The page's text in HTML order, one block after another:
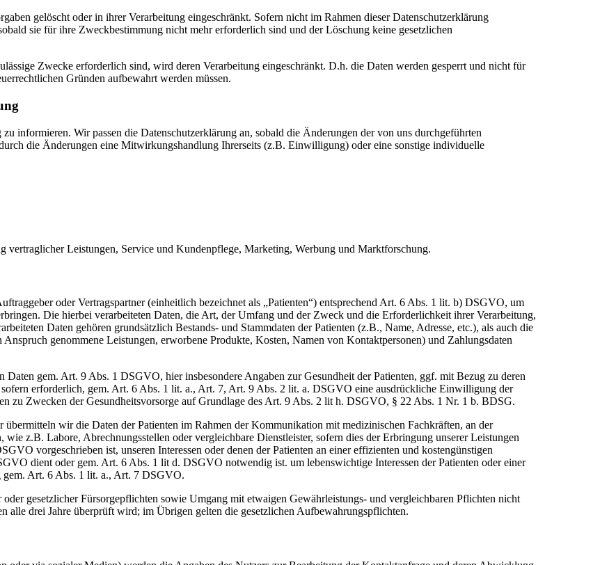
gelöscht oder in ihrer Verarbeitung eingeschränkt. Sofern nicht im Rahmen dieser Datenschutzerklärung
sie für ihre Zweckbestimmung nicht mehr erforderlich sind und der Löschung keine gesetzlichen
Zwecke erforderlich sind, wird deren Verarbeitung eingeschränkt. D.h. die Daten werden gesperrt und nicht für
Gründen aufbewahrt werden müssen.
informieren. Wir passen die Datenschutzerklärung an, sobald die Änderungen der von uns durchgeführten
die Änderungen eine Mitwirkungshandlung Ihrerseits (z.B. Einwilligung) oder eine sonstige individuelle
vertraglicher Leistungen, Service und Kundenpflege, Marketing, Werbung und Marktforschung.
oder Vertragspartner (einheitlich bezeichnet als „Patienten“) entsprechend Art. 6 Abs. 1 lit. b) DSGVO, um
Die hierbei verarbeiteten Daten, die Art, der Umfang und der Zweck und die Erforderlichkeit ihrer Verarbeitung,
Daten gehören grundsätzlich Bestands- und Stammdaten der Patienten (z.B., Name, Adresse, etc.), als auch die
genommene Leistungen, erworbene Produkte, Kosten, Namen von Kontaktpersonen) und Zahlungsdaten
gem. Art. 9 Abs. 1 DSGVO, hier insbesondere Angaben zur Gesundheit der Patienten, ggf. mit Bezug zu deren
erforderlich, gem. Art. 6 Abs. 1 lit. a., Art. 7, Art. 9 Abs. 2 lit. a. DSGVO eine ausdrückliche Einwilligung der
zu Zwecken der Gesundheitsvorsorge auf Grundlage des Art. 9 Abs. 2 lit h. DSGVO, § 22 Abs. 1 Nr. 1 b. BDSG.
wir die Daten der Patienten im Rahmen der Kommunikation mit medizinischen Fachkräften, an der
z.B. Labore, Abrechnungsstellen oder vergleichbare Dienstleister, sofern dies der Erbringung unserer Leistungen
vorgeschrieben ist, unseren Interessen oder denen der Patienten an einer effizienten und kostengünstigen
dient oder gem. Art. 6 Abs. 1 lit d. DSGVO notwendig ist. um lebenswichtige Interessen der Patienten oder einer
gem. Art. 6 Abs. 1 lit. a., Art. 7 DSGVO.
gesetzlicher Fürsorgepflichten sowie Umgang mit etwaigen Gewährleistungs- und vergleichbaren Pflichten nicht
drei Jahre überprüft wird; im Übrigen gelten die gesetzlichen Aufbewahrungspflichten.